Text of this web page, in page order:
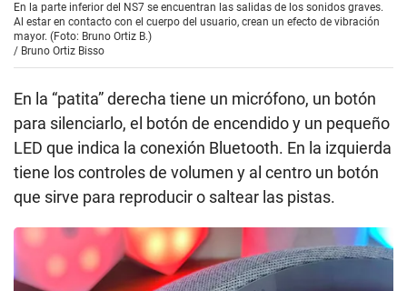
En la parte inferior del NS7 se encuentran las salidas de los sonidos graves.
Al estar en contacto con el cuerpo del usuario, crean un efecto de vibración
mayor. (Foto: Bruno Ortiz B.)
/ Bruno Ortiz Bisso
En la “patita” derecha tiene un micrófono, un botón
para silenciarlo, el botón de encendido y un pequeño
LED que indica la conexión Bluetooth. En la izquierda
tiene los controles de volumen y al centro un botón
que sirve para reproducir o saltear las pistas.